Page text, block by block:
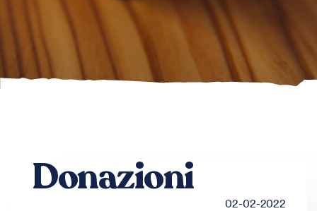
Donazioni
02-02-2022